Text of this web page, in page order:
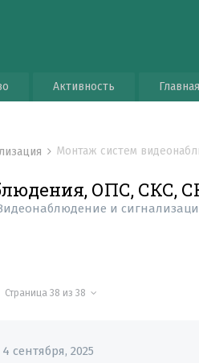
Активность Главная
Монтаж систем
ОПС, СКС,
и
Страница 38 из 38
4 сентября, 2025